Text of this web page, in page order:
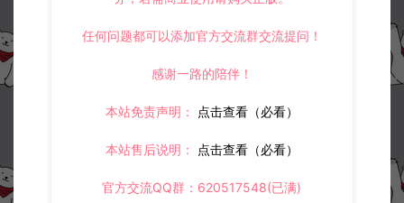
复
下一篇：
任何问题都可以添加官方交流群交流提问！
感谢一路的陪伴！
本站免责声明： 点击查看（必看）
本站售后说明： 点击查看（必看）
官方交流QQ群：620517548(已满)